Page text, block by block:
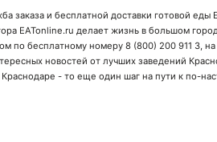
заказа и бесплатной доставки готовой
EATonline.ru делает жизнь в большом
по бесплатному номеру 8 (800) 200 911 3 ,
новостей от лучших заведений
- то еще один шаг на пути к по-